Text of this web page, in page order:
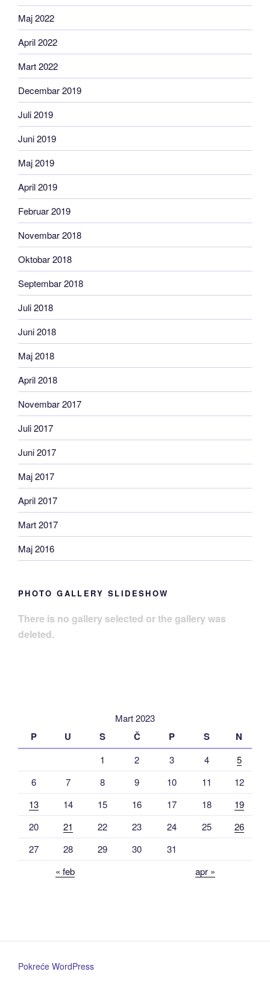
Maj 2022
April 2022
Mart 2022
Decembar 2019
Juli 2019
Juni 2019
Maj 2019
April 2019
Februar 2019
Novembar 2018
Oktobar 2018
Septembar 2018
Juli 2018
Juni 2018
Maj 2018
April 2018
Novembar 2017
Juli 2017
Juni 2017
Maj 2017
April 2017
Mart 2017
Maj 2016
PHOTO GALLERY SLIDESHOW
There is no gallery selected or the gallery was
deleted.
Mart 2023
P U S Č P S N
1 2 3 4
5
6
7 8 9 10 11
12
13
14 15 16 17 18
19
20
21 22 23 24 25
26
27
28 29 30
31
« feb
apr »
Pokreće WordPress